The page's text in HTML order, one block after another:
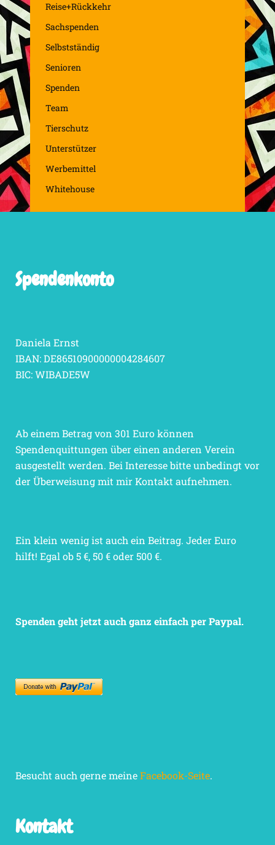
Reise+Rückkehr
Sachspenden
Selbstständig
Senioren
Spenden
Team
Tierschutz
Unterstützer
Werbemittel
Whitehouse
Spendenkonto
Daniela Ernst
IBAN: DE86510900000004284607
BIC: WIBADE5W
Ab einem Betrag von 301 Euro können
Spendenquittungen über einen anderen Verein
ausgestellt werden. Bei Interesse bitte unbedingt vor
der Überweisung mit mir Kontakt aufnehmen.
Ein klein wenig ist auch ein Beitrag. Jeder Euro
hilft! Egal ob 5 €, 50 € oder 500 €.
Spenden geht jetzt auch ganz einfach per Paypal.
Besucht auch gerne meineFacebook-Seite.
Kontakt